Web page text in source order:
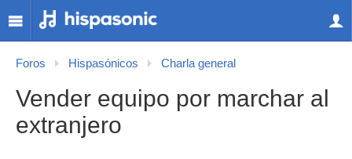
Foros Hispasónicos Charla general
Vender equipo por marchar al
extranjero